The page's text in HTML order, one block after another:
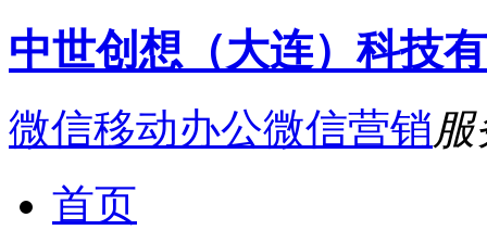
中世创想（大连）科技
微信移动办公微信营销服
首页